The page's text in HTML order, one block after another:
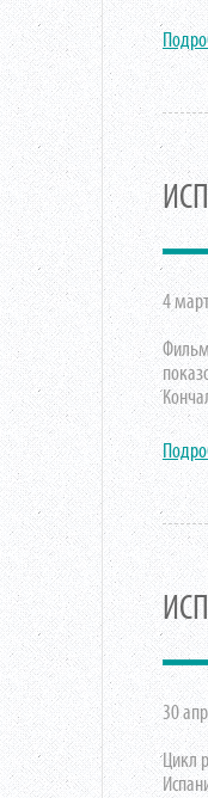
4
30
Цикл